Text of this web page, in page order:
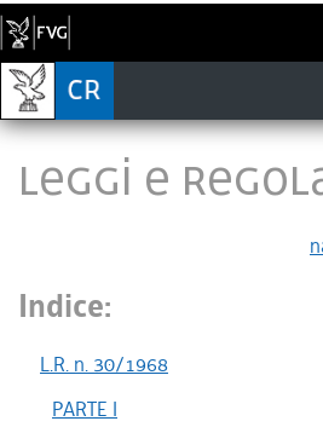
LEGGI E
Indice:
L.R. n. 30/1968
PARTE I